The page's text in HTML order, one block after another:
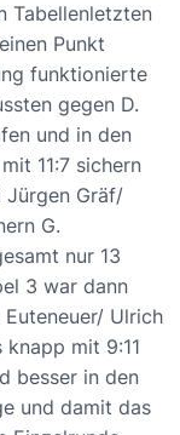
Tabellenletzten
Punkt
funktionierte
gegen D.
und in den
11:7 sichern
Jürgen Gräf/
G.
nur 13
3 war dann
Ulrich
mit 9:11
besser in den
und damit das